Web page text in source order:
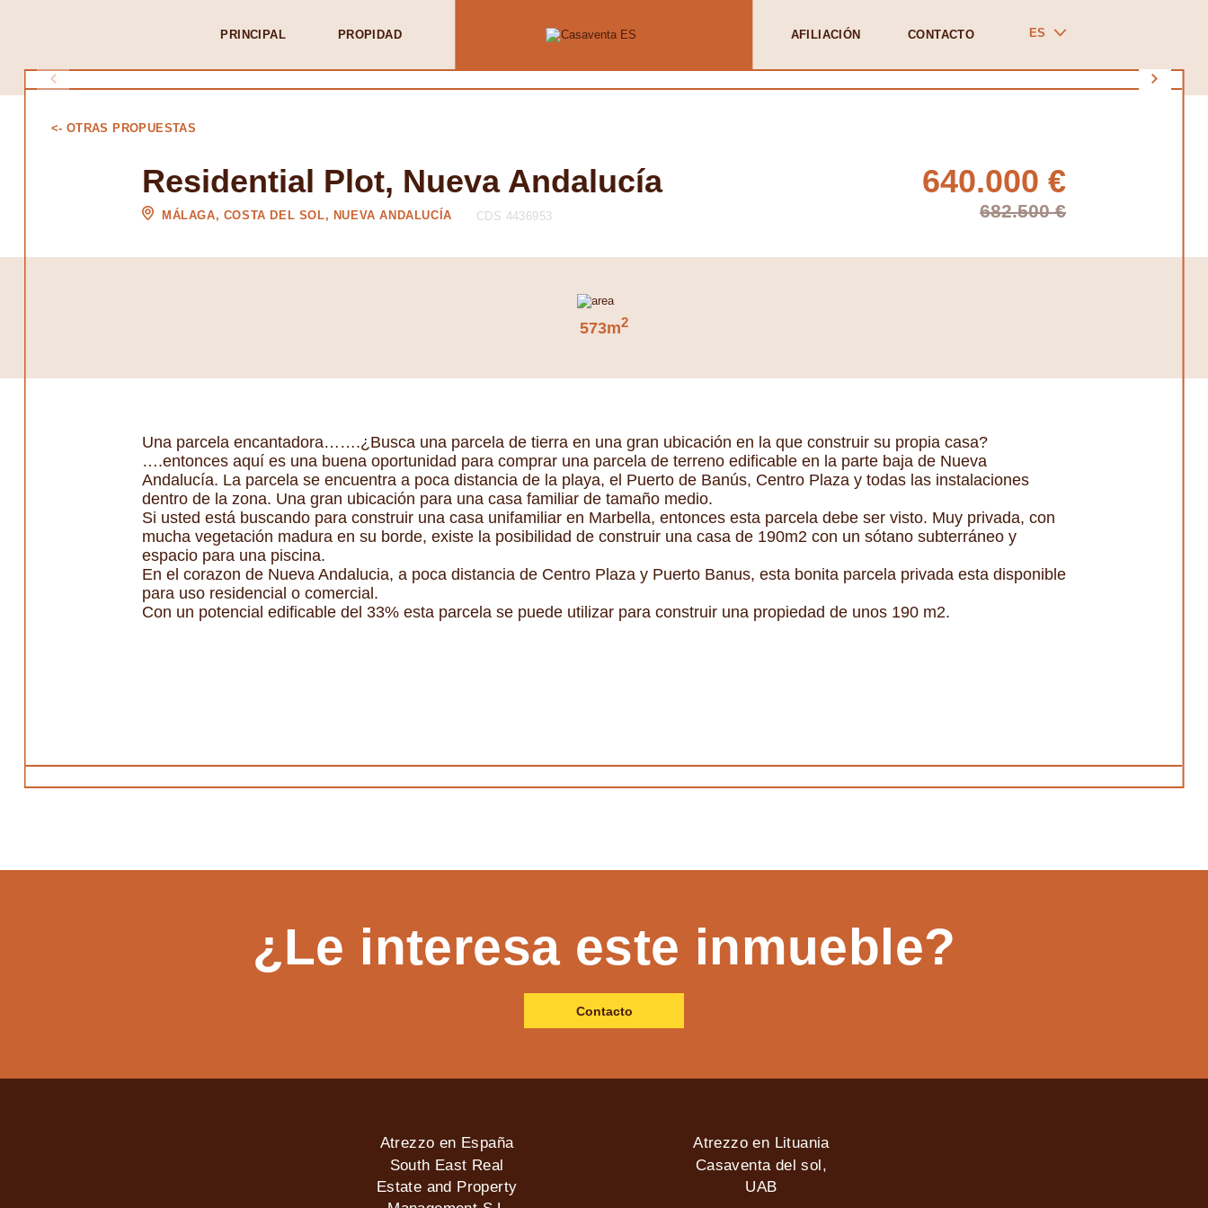
PRINCIPAL PROPIDAD AFILIACIÓN CONTACTO ES
<- OTRAS PROPUESTAS
Residential Plot, Nueva Andalucía
MÁLAGA, COSTA DEL SOL, NUEVA ANDALUCÍA CDS 4436953
640.000 €
682.500 €
573m2
Una parcela encantadora…….¿Busca una parcela de tierra en una gran ubicación en la que construir su propia casa?
….entonces aquí es una buena oportunidad para comprar una parcela de terreno edificable en la parte baja de Nueva
Andalucía. La parcela se encuentra a poca distancia de la playa, el Puerto de Banús, Centro Plaza y todas las instalaciones
dentro de la zona. Una gran ubicación para una casa familiar de tamaño medio.
Si usted está buscando para construir una casa unifamiliar en Marbella, entonces esta parcela debe ser visto. Muy privada, con
mucha vegetación madura en su borde, existe la posibilidad de construir una casa de 190m2 con un sótano subterráneo y
espacio para una piscina.
En el corazon de Nueva Andalucia, a poca distancia de Centro Plaza y Puerto Banus, esta bonita parcela privada esta disponible
para uso residencial o comercial.
Con un potencial edificable del 33% esta parcela se puede utilizar para construir una propiedad de unos 190 m2.
¿Le interesa este inmueble?
Contacto
Atrezzo en España
South East Real
Estate and Property
Atrezzo en Lituania
Casaventa del sol,
UAB